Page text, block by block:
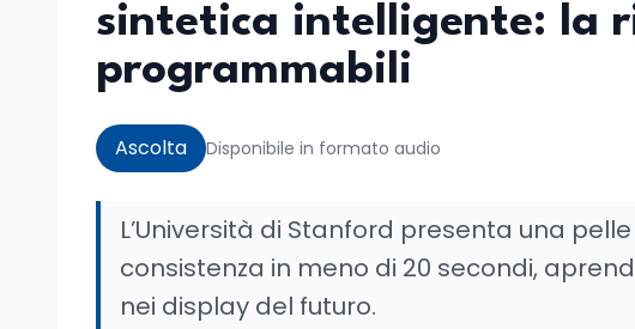
sintetica intelligente: la
programmabili
Ascolta Disponibile in formato audio
L’Università di Stanford presenta una
consistenza in meno di 20 secondi,
nei display del futuro.